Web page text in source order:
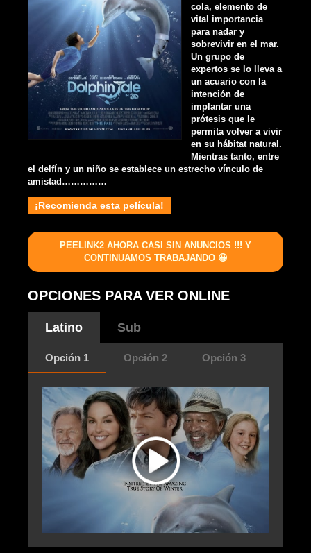
cola, elemento de
vital importancia
para nadar y
sobrevivir en el mar.
Un grupo de
expertos se lo lleva a
un acuario con la
intención de
implantar una
prótesis que le
permita volver a vivir
en su hábitat natural.
Mientras tanto, entre
el delfín y un niño se establece un estrecho vínculo de
amistad……………
¡Recomienda esta película!
PEELINK2 AHORA CASI SIN ANUNCIOS !!! Y
CONTINUAMOS TRABAJANDO 😀
OPCIONES PARA VER ONLINE
Latino Sub
Opción 1 Opción 2 Opción 3